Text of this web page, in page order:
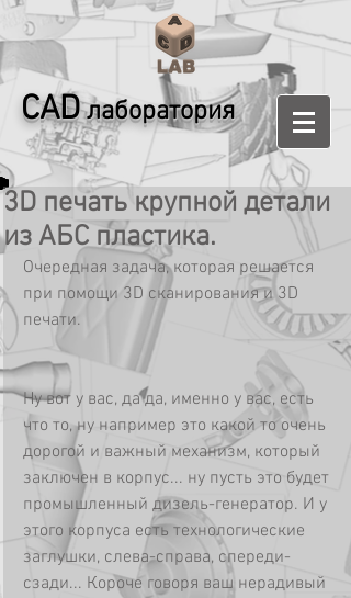
CADлаборатория
3D печать крупной детали
из АБС пластика.
Очередная задача, которая решается
при помощи 3D сканирования и 3D
печати.
Ну вот у вас, да да, именно у вас, есть
что то, ну например это какой то очень
дорогой и важный механизм, который
заключен в корпус... ну пусть это будет
промышленный дизель-генератор. И у
этого корпуса есть технологические
заглушки, слева-справа, спереди-
сзади... Короче говоря ваш нерадивый